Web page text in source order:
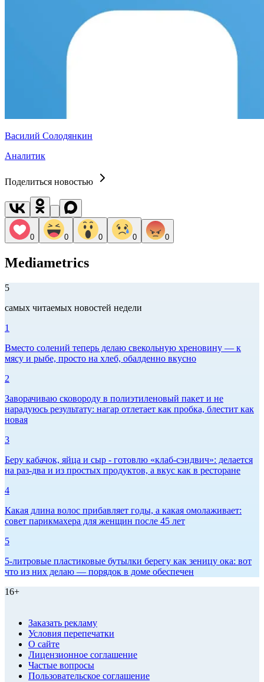
Василий Солодянкин
Аналитик
Поделиться новостью
0 0 0 0 0
Mediametrics
5
самых читаемых новостей недели
1
Вместо солений теперь делаю свекольную хреновину — к
мясу и рыбе, просто на хлеб, обалденно вкусно
2
Заворачиваю сковороду в полиэтиленовый пакет и не
нарадуюсь результату: нагар отлетает как пробка, блестит как
новая
3
Беру кабачок, яйца и сыр - готовлю «клаб-сэндвич»: делается
на раз-два и из простых продуктов, а вкус как в ресторане
4
Какая длина волос прибавляет годы, а какая омолаживает:
совет парикмахера для женщин после 45 лет
5
5-литровые пластиковые бутылки берегу как зеницу ока: вот
что из них делаю — порядок в доме обеспечен
16+
Заказать рекламу
Условия перепечатки
О сайте
Лицензионное соглашение
Частые вопросы
Пользовательское соглашение